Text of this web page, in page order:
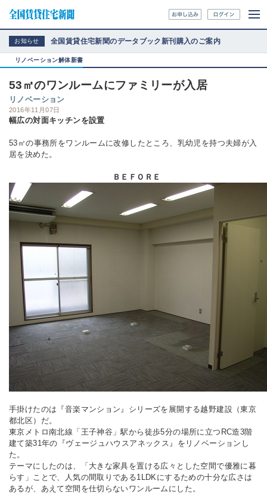
お知らせ 全国賃貸住宅新聞のデータブック新刊購入のご案内
リノベーション解体新書
53㎡のワンルームにファミリーが入居
リノベーション
2016年11月07日
幅広の対面キッチンを設置
53㎡の事務所をワンルームに改修したところ、乳幼児を持つ夫婦が入
居を決めた。
ＢＥＦＯＲＥ
手掛けたのは『音楽マンション』シリーズを展開する越野建設（東京
都北区）だ。
東京メトロ南北線「王子神谷」駅から徒歩5分の場所に立つRC造3階
建て築31年の『ヴェージュハウスアネックス』をリノベーションし
た。
テーマにしたのは、「大きな家具を置ける広々とした空間で優雅に暮
らす」ことで、人気の間取りである1LDKにするための十分な広さは
あるが、あえて空間を仕切らないワンルームにした。